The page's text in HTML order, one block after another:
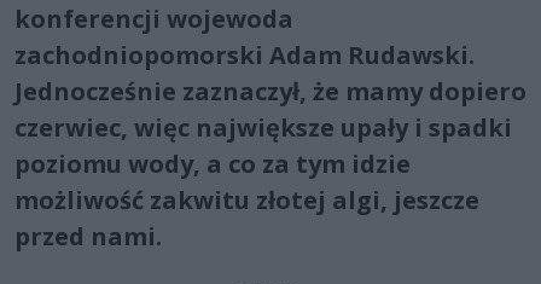
konferencji wojewoda
zachodniopomorski Adam Rudawski.
Jednocześnie zaznaczył, że mamy dopiero
czerwiec, więc największe upały i spadki
poziomu wody, a co za tym idzie
możliwość zakwitu złotej algi, jeszcze
przed nami.